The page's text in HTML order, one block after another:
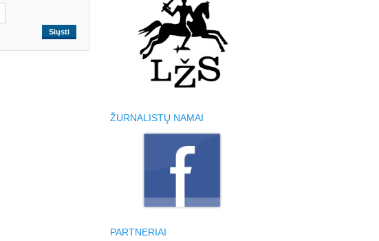
ŽURNALISTŲ NAMAI
PARTNERIAI